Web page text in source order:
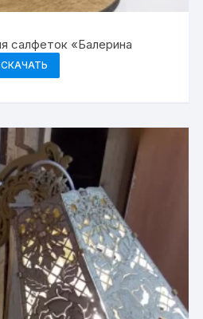
салфеток «Балерина
СКАЧАТЬ